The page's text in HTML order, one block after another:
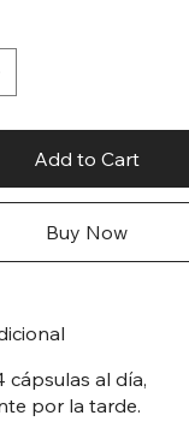
Add to Cart
Buy Now
cápsulas al día,
por la tarde.